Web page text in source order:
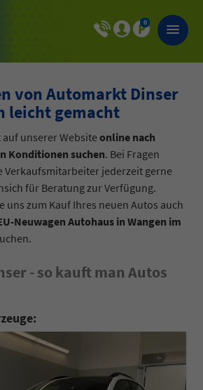
0
von Automarkt Dinser
leicht gemacht
unserer Websiteonline nach
Konditionen suchen. Bei Fragen
Verkaufsmitarbeiter jederzeit gerne
für Beratung zur Verfügung.
uns zum Kauf Ihres neuen Autos auch
Neuwagen Autohaus in Wangen im
- so kauft man Autos